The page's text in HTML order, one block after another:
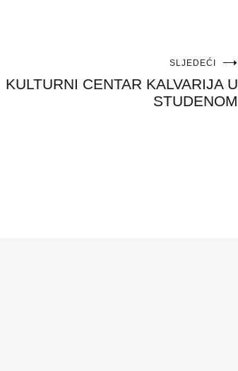
SLJEDEĆI
KULTURNI CENTAR KALVARIJA U
STUDENOM